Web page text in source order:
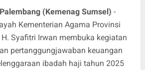
(Kemenag Sumsel) -
Kementerian Agama Provinsi
Syafitri Irwan membuka kegiatan
pertanggungjawaban keuangan
ibadah haji tahun 2025